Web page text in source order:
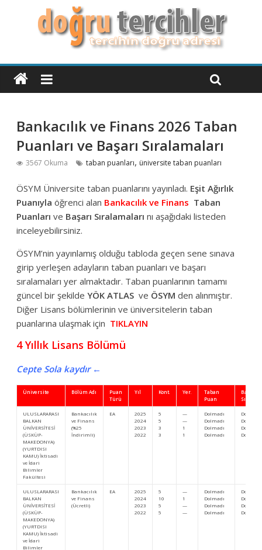
Bankacılık ve Finans 2026 Taban
Puanları ve Başarı Sıralamaları
3567 Okuma taban puanları, üniversite taban puanları
ÖSYM Üniversite taban puanlarını yayınladı. Eşit Ağırlık
Puanıyla öğrenci alan Bankacılık ve Finans Taban
Puanları ve Başarı Sıralamaları nı aşağıdaki listeden
inceleyebilirsiniz.
ÖSYM’nin yayınlamış olduğu tabloda geçen sene sınava
girip yerleşen adayların taban puanları ve başarı
sıralamaları yer almaktadır. Taban puanlarının tamamı
güncel bir şekildeYÖK ATLAS ve ÖSYM den alınmıştır.
Diğer Lisans bölümlerinin ve üniversitelerin taban
puanlarına ulaşmak için TIKLAYIN
4 Yıllık Lisans Bölümü
Cepte Sola kaydır ←
Üniversite Bölüm Adı
Puan
Türü
Yıl Kont. Yer.
Taban
Puan
Başarı
Sıra
ULUSLARARASI
BALKAN
ÜNİVERSİTESİ
(ÜSKÜP-
MAKEDONYA)
(YURTDISI
KAMU) İktisadi
ve İdari
Bilimler
Fakültesi
Bankacılık
ve Finans
(%25
İndirimli)
EA
2025
2024
2023
2022
5
5
3
3
—
—
1
1
Dolmadı
Dolmadı
Dolmadı
Dolmadı
Dolmadı
Dolmadı
Dolmadı
Dolmadı
ULUSLARARASI
BALKAN
ÜNİVERSİTESİ
(ÜSKÜP-
MAKEDONYA)
(YURTDISI
KAMU) İktisadi
ve İdari
Bilimler
Bankacılık
ve Finans
(Ücretli)
EA
2025
2024
2023
2022
5
10
5
5
—
1
—
—
Dolmadı
Dolmadı
Dolmadı
Dolmadı
Dolmadı
Dolmadı
Dolmadı
Dolmadı